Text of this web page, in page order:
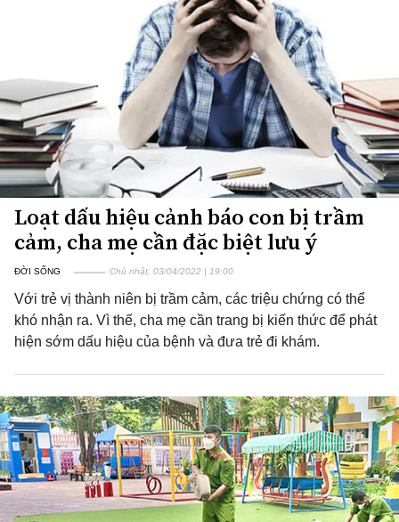
Loạt dấu hiệu cảnh báo con bị trầm
cảm, cha mẹ cần đặc biệt lưu ý
ĐỜI SỐNG Chủ nhật, 03/04/2022 | 19:00
Với trẻ vị thành niên bị trầm cảm, các triệu chứng có thể
khó nhận ra. Vì thế, cha mẹ cần trang bị kiến thức để phát
hiện sớm dấu hiệu của bệnh và đưa trẻ đi khám.